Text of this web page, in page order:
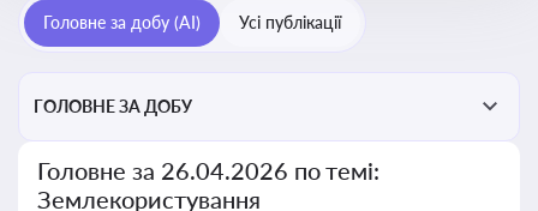
Головне за добу (AI) Усі публікації
ГОЛОВНЕ ЗА ДОБУ
Головне за 26.04.2026 по темі:
Землекористування